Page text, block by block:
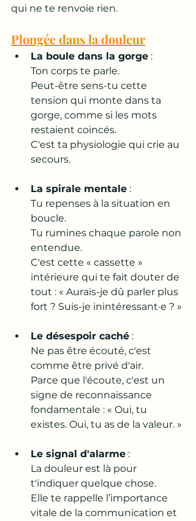
qui ne te renvoie rien.
Plongée dans la douleur
La boule dans la gorge :
Ton corps te parle.
Peut-être sens-tu cette
tension qui monte dans ta
gorge, comme si les mots
restaient coincés.
C'est ta physiologie qui crie au
secours.
La spirale mentale :
Tu repenses à la situation en
boucle.
Tu rumines chaque parole non
entendue.
C'est cette « cassette »
intérieure qui te fait douter de
tout : « Aurais-je dû parler plus
fort ? Suis-je inintéressant·e ? »
Le désespoir caché :
Ne pas être écouté, c'est
comme être privé d'air.
Parce que l'écoute, c'est un
signe de reconnaissance
fondamentale : « Oui, tu
existes. Oui, tu as de la valeur. »
Le signal d'alarme :
La douleur est là pour
t'indiquer quelque chose.
Elle te rappelle l’importance
vitale de la communication et